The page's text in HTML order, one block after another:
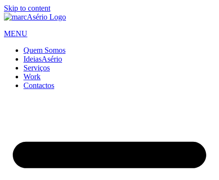
Skip to content
MENU
Quem Somos
IdeiasAsério
Serviços
Work
Contactos